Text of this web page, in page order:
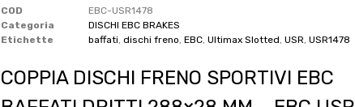
COD
EBC-USR1478
Categoria
DISCHI EBC BRAKES
Etichette
baffati, dischi freno, EBC, Ultimax Slotted, USR, USR1478
COPPIA DISCHI FRENO SPORTIVI EBC